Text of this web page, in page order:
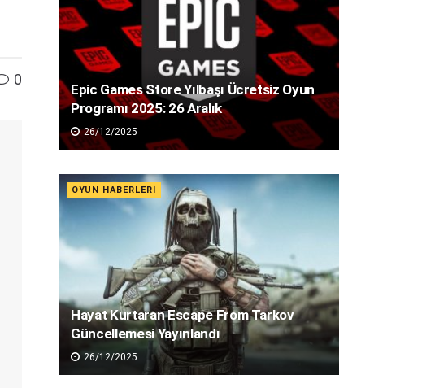
0
Epic Games Store Yılbaşı Ücretsiz Oyun
Programı 2025: 26 Aralık
26/12/2025
OYUN HABERLERI
Hayat Kurtaran Escape From Tarkov
Güncellemesi Yayınlandı
26/12/2025